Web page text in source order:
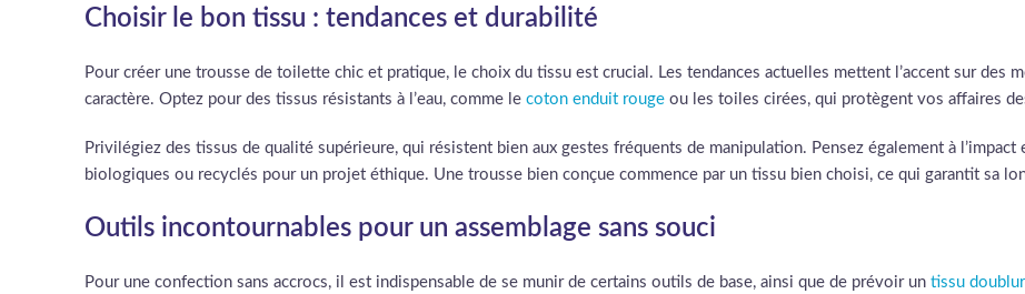
Choisir le bon tissu : tendances et durabilité
Pour créer une trousse de toilette chic et pratique, le choix du tissu est crucial. Les tendances actuelles mettent l’accent sur des
caractère. Optez pour des tissus résistants à l’eau, comme le coton enduit rouge ou les toiles cirées, qui protègent vos affaires
Privilégiez des tissus de qualité supérieure, qui résistent bien aux gestes fréquents de manipulation. Pensez également à
biologiques ou recyclés pour un projet éthique. Une trousse bien conçue commence par un tissu bien choisi, ce qui garantit sa
Outils incontournables pour un assemblage sans souci
Pour une confection sans accrocs, il est indispensable de se munir de certains outils de base, ainsi que de prévoir un tissu